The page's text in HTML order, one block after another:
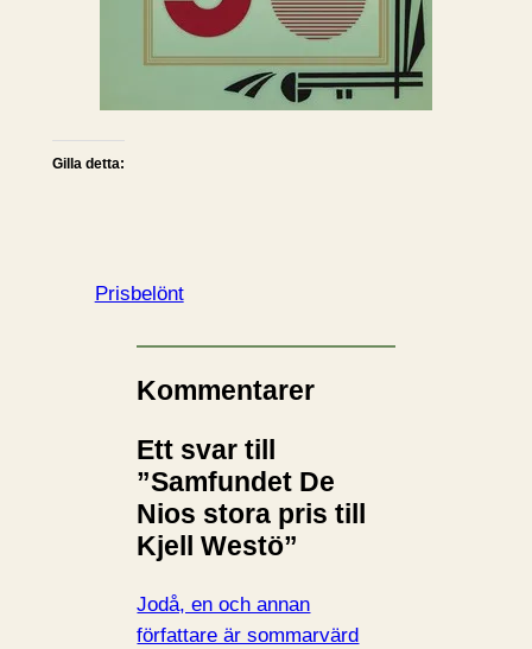
Gilla detta:
Prisbelönt
Kommentarer
Ett svar till
”Samfundet De
Nios stora pris till
Kjell Westö”
Jodå, en och annan
författare är sommarvärd